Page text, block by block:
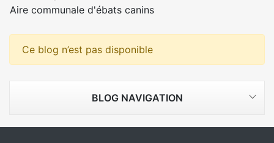
Aire communale d'ébats canins
Ce blog n’est pas disponible
BLOG NAVIGATION